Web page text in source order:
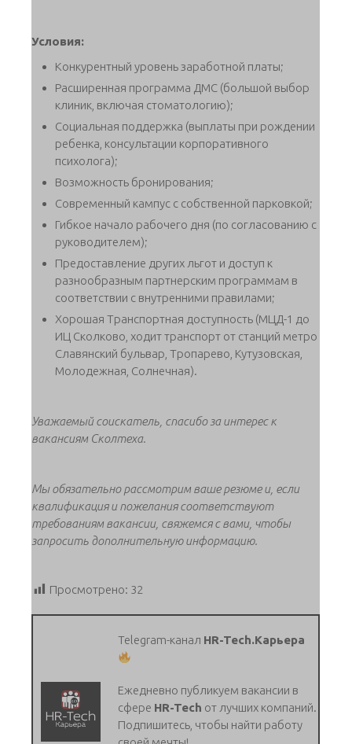
Условия:
Конкурентный уровень заработной платы;
Расширенная программа ДМС (большой выбор
клиник, включая стоматологию);
Социальная поддержка (выплаты при рождении
ребенка, консультации корпоративного
психолога);
Возможность бронирования;
Современный кампус с собственной парковкой;
Гибкое начало рабочего дня (по согласованию с
руководителем);
Предоставление других льгот и доступ к
разнообразным партнерским программам в
соответствии с внутренними правилами;
Хорошая Транспортная доступность (МЦД-1 до
ИЦ Сколково, ходит транспорт от станций метро
Славянский бульвар, Тропарево, Кутузовская,
Молодежная, Солнечная).
Уважаемый соискатель, спасибо за интерес к
вакансиям Сколтеха.
Мы обязательно рассмотрим ваше резюме и, если
квалификация и пожелания соответствуют
требованиям вакансии, свяжемся с вами, чтобы
запросить дополнительную информацию.
Просмотрено: 32
Telegram-канал HR-Tech.Карьера
Ежедневно публикуем вакансии в
сфере HR-Tech от лучших компаний.
Подпишитесь, чтобы найти работу